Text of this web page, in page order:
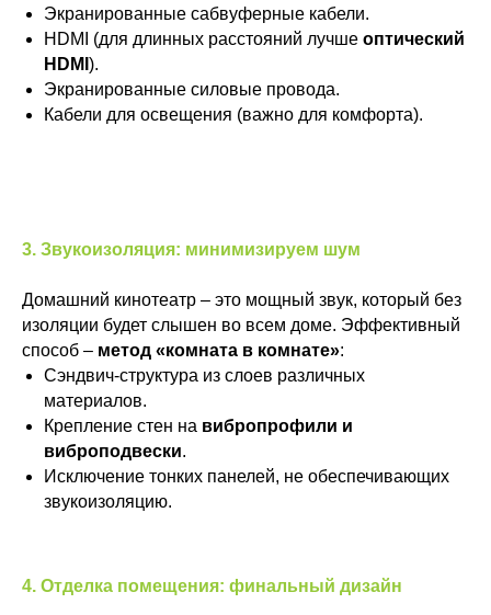
Экранированные сабвуферные кабели.
HDMI (для длинных расстояний лучше оптический
HDMI ).
Экранированные силовые провода.
Кабели для освещения (важно для комфорта).
3. Звукоизоляция: минимизируем шум
Домашний кинотеатр – это мощный звук, который без
изоляции будет слышен во всем доме. Эффективный
способ – метод «комната в комнате»:
Сэндвич-структура из слоев различных
материалов.
Крепление стен на вибропрофили и
виброподвески.
Исключение тонких панелей, не обеспечивающих
звукоизоляцию.
4. Отделка помещения: финальный дизайн